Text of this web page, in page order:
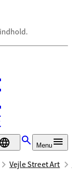
Menu
Vejle Street Art